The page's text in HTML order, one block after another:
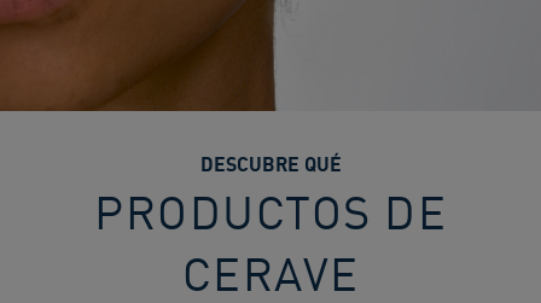
DESCUBRE QUÉ
PRODUCTOS DE
CERAVE